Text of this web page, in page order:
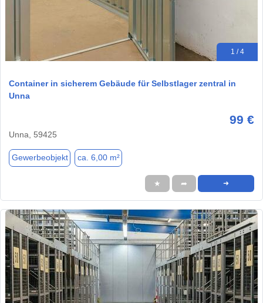
1 / 4
Container in sicherem Gebäude für Selbstlager zentral in
Unna
99 €
Unna, 59425
Gewerbeobjekt ca. 6,00 m²
★ ➦ ➜